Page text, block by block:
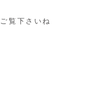
覧下さいね